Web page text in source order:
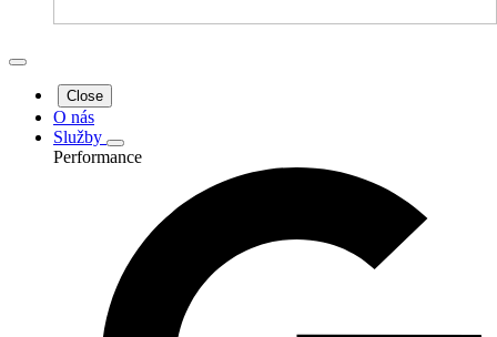
Close
O nás
Služby
Performance